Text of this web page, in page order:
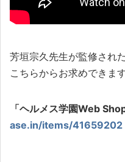
芳垣宗久先生が監修された
こちらからお求めできます
「ヘルメス学園Web Shop
ase.in/items/41659202